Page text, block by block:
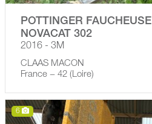
POTTINGER FAUCHEUSE
NOVACAT 302
2016 - 3M
CLAAS MACON
France − 42 (Loire)
6